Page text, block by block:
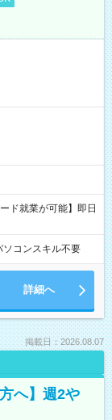
ド就業が可能】即日
ソコンスキル不要
詳細へ
掲載日：2026.08.07
へ】週2や